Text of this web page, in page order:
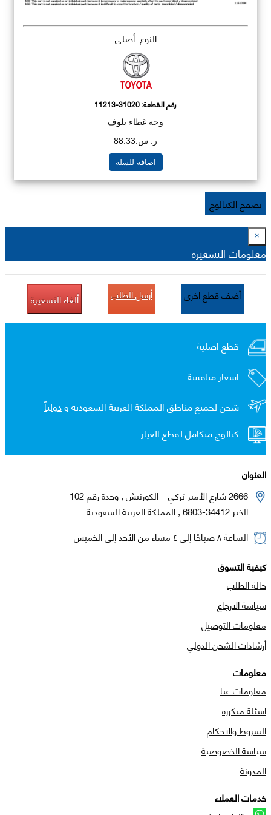
النوع: أصلي
رقم القطعة:11213-31020
وجه غطاء بلوف
ر. س.88.33
اضافة للسلة
تصفح الكتالوج
×
معلومات التسعيرة
أضف قطع اخرى أرسل الطلب ألغاء التسعيرة
قطع اصلية
اسعار منافسة
شحن لجميع مناطق المملكة العربية السعوديه ودولياً
كتالوج متكامل لقطع الغيار
العنوان
2666 شارع الأمير تركي – الكورنيش , وحدة رقم 102
الخبر 34412-6803 , المملكة العربية السعودية
الساعة ٨ صباحًا إلى ٤ مساء من الأحد إلى الخميس
كيفية التسوق
حالة الطلب
سياسة الارجاع
معلومات التوصيل
أرشادات الشحن الدولي
معلومات
معلومات عنا
اسئلة متكرره
الشروط والاحكام
سياسة الخصوصية
المدونة
خدمات العملاء